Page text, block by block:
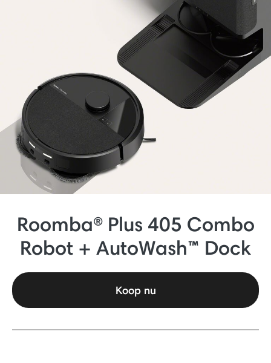
Roomba® Plus 405 Combo
Robot + AutoWash™ Dock
Koop nu